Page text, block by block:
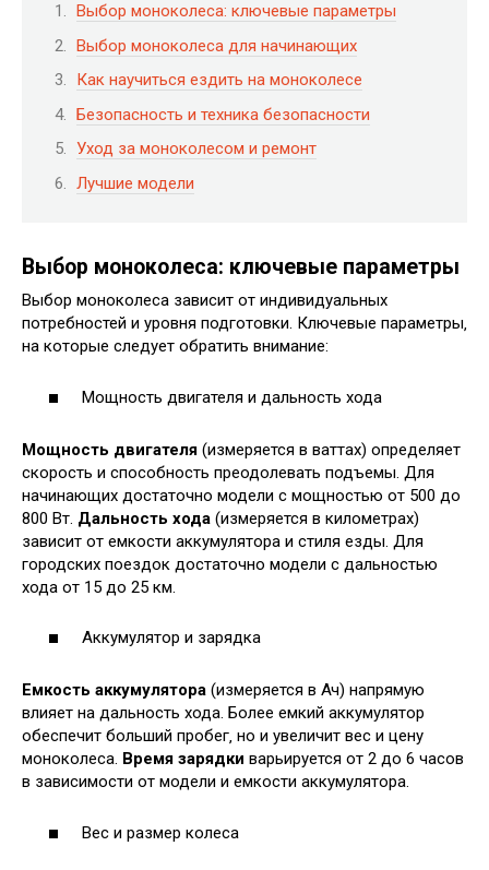
Выбор моноколеса: ключевые параметры
Выбор моноколеса для начинающих
Как научиться ездить на моноколесе
Безопасность и техника безопасности
Уход за моноколесом и ремонт
Лучшие модели
Выбор моноколеса: ключевые параметры
Выбор моноколеса зависит от индивидуальных
потребностей и уровня подготовки. Ключевые параметры‚
на которые следует обратить внимание:
Мощность двигателя и дальность хода
Мощность двигателя (измеряется в ваттах) определяет
скорость и способность преодолевать подъемы. Для
начинающих достаточно модели с мощностью от 500 до
800 Вт. Дальность хода (измеряется в километрах)
зависит от емкости аккумулятора и стиля езды. Для
городских поездок достаточно модели с дальностью
хода от 15 до 25 км.
Аккумулятор и зарядка
Емкость аккумулятора (измеряется в Ач) напрямую
влияет на дальность хода. Более емкий аккумулятор
обеспечит больший пробег‚ но и увеличит вес и цену
моноколеса. Время зарядки варьируется от 2 до 6 часов
в зависимости от модели и емкости аккумулятора.
Вес и размер колеса